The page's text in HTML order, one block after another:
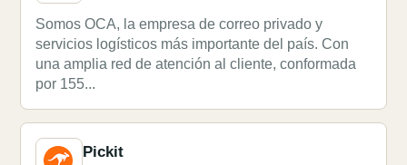
Somos OCA, la empresa de correo privado y
servicios logísticos más importante del país. Con
una amplia red de atención al cliente, conformada
por 155...
Pickit